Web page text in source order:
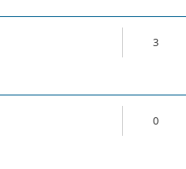
3
0